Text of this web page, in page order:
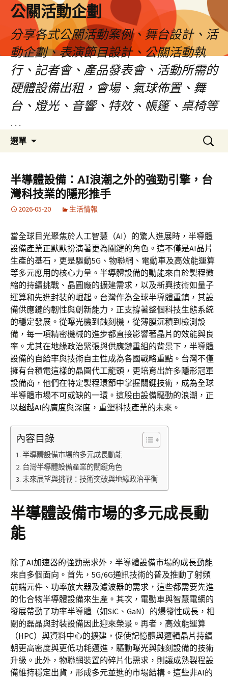
公關活動企劃
分享各式公關活動案例、舞台設計、活
動企劃、表演節目設計、公關活動執
行、記者會、產品發表會、活動所需的
硬體設備出租，會場、氣球佈置、舞
台、燈光、音響、特效、帳篷、桌椅等
…
選單
要
內
容
搜
尋
鍵
字:
半導體設備：AI浪潮之外的強勁引擎，台
灣科技業的隱形推手
2026-05-20 生活情報
當全球目光聚焦於人工智慧（AI）的驚人進展時，半導體
設備產業正默默扮演著更為關鍵的角色。這不僅是AI晶片
生產的基石，更是驅動5G、物聯網、電動車及高效能運算
等多元應用的核心力量。半導體設備的動能來自於製程微
縮的持續挑戰、晶圓廠的擴建需求，以及新興技術如量子
運算和先進封裝的崛起。台灣作為全球半導體重鎮，其設
備供應鏈的韌性與創新能力，正支撐著整個科技生態系統
的穩定發展。從曝光機到蝕刻機，從薄膜沉積到檢測設
備，每一項精密機械的進步都直接影響著晶片的效能與良
率。尤其在地緣政治緊張與供應鏈重組的背景下，半導體
設備的自給率與技術自主性成為各國戰略重點。台灣不僅
擁有台積電這樣的晶圓代工龍頭，更培育出許多隱形冠軍
設備商，他們在特定製程環節中掌握關鍵技術，成為全球
半導體市場不可或缺的一環。這股由設備驅動的浪潮，正
以超越AI的廣度與深度，重塑科技產業的未來。
內容目錄
半導體設備市場的多元成長動能
台灣半導體設備產業的關鍵角色
未來展望與挑戰：技術突破與地緣政治平衡
半導體設備市場的多元成長動
能
除了AI加速器的強勁需求外，半導體設備市場的成長動能
來自多個面向。首先，5G/6G通訊技術的普及推動了射頻
前端元件、功率放大器及濾波器的需求，這些都需要先進
的化合物半導體設備來生產。其次，電動車與智慧電網的
發展帶動了功率半導體（如SiC、GaN）的爆發性成長，相
關的磊晶與封裝設備因此迎來榮景。再者，高效能運算
（HPC）與資料中心的擴建，促使記憶體與邏輯晶片持續
朝更高密度與更低功耗邁進，驅動曝光與蝕刻設備的技術
升級。此外，物聯網裝置的碎片化需求，則讓成熟製程設
備維持穩定出貨，形成多元並進的市場結構。這些非AI的